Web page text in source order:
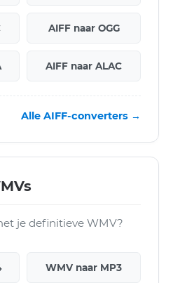
AIFF naar OGG
AIFF naar ALAC
Alle AIFF-converters →
je definitieve WMV?
WMV naar MP3